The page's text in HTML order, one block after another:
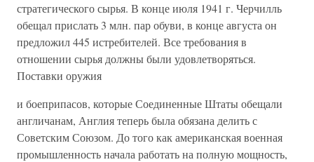
стратегического сырья. В конце июля 1941 г. Черчилль
обещал прислать 3 млн. пар обуви, в конце августа он
предложил 445 истребителей. Все требования в
отношении сырья должны были удовлетворяться.
Поставки оружия
и боеприпасов, которые Соединенные Штаты обещали
англичанам, Англия теперь была обязана делить с
Советским Союзом. До того как американская военная
промышленность начала работать на полную мощность,